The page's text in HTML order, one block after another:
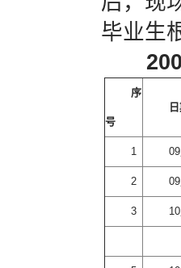
毕业生
2007
序
号
1
2
3